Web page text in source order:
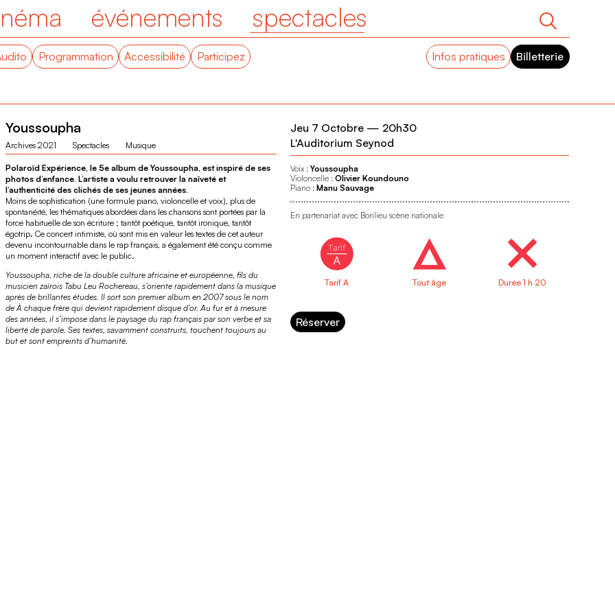
événements spectacles
Programmation Accessibilité Participez Infos pratiques Billetterie
Youssoupha
Archives 2021 Spectacles Musique
Polaroïd Expérience, le 5e album de Youssoupha, est inspiré de ses
photos d’enfance. L’artiste a voulu retrouver la naïveté et
l’authenticité des clichés de ses jeunes années.
Moins de sophistication (une formule piano, violoncelle et voix), plus de
spontanéité, les thématiques abordées dans les chansons sont portées par la
force habituelle de son écriture ; tantôt poétique, tantôt ironique, tantôt
égotrip. Ce concert intimiste, où sont mis en valeur les textes de cet auteur
devenu incontournable dans le rap français, a également été conçu comme
un moment interactif avec le public.
Youssoupha, riche de la double culture africaine et européenne, fils du
musicien zaïrois Tabu Leu Rochereau, s’oriente rapidement dans la musique
après de brillantes études. Il sort son premier album en 2007 sous le nom
de À chaque frère qui devient rapidement disque d’or. Au fur et à mesure
des années, il s’impose dans le paysage du rap français par son verbe et sa
liberté de parole. Ses textes, savamment construits, touchent toujours au
but et sont empreints d’humanité.
Jeu 7 Octobre— 20h30
L'Auditorium Seynod
Voix : Youssoupha
Violoncelle : Olivier Koundouno
Piano : Manu Sauvage
En partenariat avec Bonlieu scène nationale
Tarif A Tout âge Durée 1 h 20
Réserver